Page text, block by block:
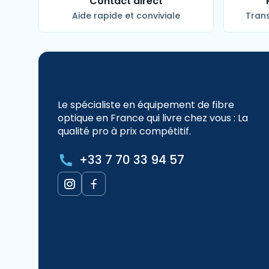
Aide rapide et conviviale
Le spécialiste en équipement de fibre
optique en France qui livre chez vous : La
qualité pro à prix compétitif.
+33 7 70 33 94 57